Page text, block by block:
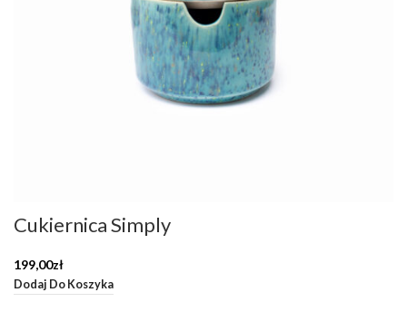
Cukiernica Simply
199,00zł
Dodaj Do Koszyka